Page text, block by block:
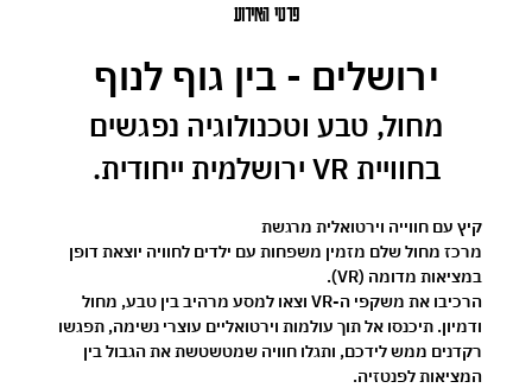
פרטי האירוע
ירושלים - בין גוף לנוף
מחול, טבע וטכנולוגיה נפגשים
בחוויית VR ירושלמית ייחודית.
קיץ עם חווייה וירטואלית מרגשת
מרכז מחול שלם מזמין משפחות עם ילדים לחוויה יוצאת דופן
במציאות מדומה (VR).
הרכיבו את משקפי ה-VR וצאו למסע מרהיב בין טבע, מחול
ודמיון. תיכנסו אל תוך עולמות וירטואליים עוצרי נשימה, תפגשו
רקדנים ממש לידכם, ותגלו חוויה שמטשטשת את הגבול בין
המציאות לפנטזיה.